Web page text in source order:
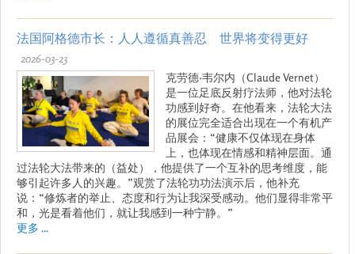
法国阿格德市长：人人遵循真善忍 世界将变得更好
2026-03-23
克劳德·韦尔内（Claude Vernet）
是一位足底反射疗法师，他对法轮
功感到好奇。在他看来，法轮大法
的展位完全适合出现在一个有机产
品展会：“健康不仅体现在身体
上，也体现在情感和精神层面。通
过法轮大法带来的（益处），他提供了一个互补的思考维度，能
够引起许多人的兴趣。”观赏了法轮功功法演示后，他补充
说：“修炼者的举止、态度和行为让我深受感动。他们显得非常平
和，光是看着他们，就让我感到一种宁静。”
更多 ...